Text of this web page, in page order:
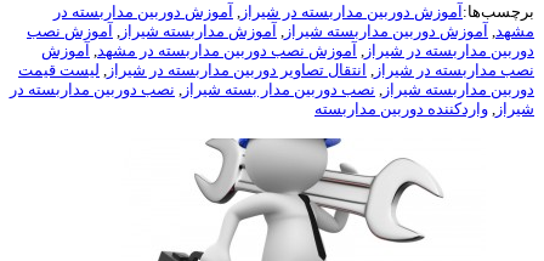
برچسب‌ها: آموزش دوربین مداربسته در شیراز
آموزش دوربین مداربسته در
مشهد
آموزش دوربین مداربسته شیراز آموزش مداربسته شیراز
آموزش نصب
دوربین مداربسته در شیراز
آموزش نصب دوربین مداربسته در مشهد
آموزش
نصب مداربسته در شیراز
انتقال تصاویر دوربین مداربسته در شیراز
لیست قیمت
دوربین مداربسته شیراز
نصب دوربین مدار بسته شیراز
نصب دوربین مداربسته در
شیراز
واردکننده دوربین مداربسته